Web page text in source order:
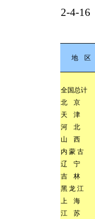
2-4-16
地 区
全国总计
北
京
天
津
河
北
山
西
内 蒙 古
辽
宁
吉
林
黑 龙 江
上
海
江
苏